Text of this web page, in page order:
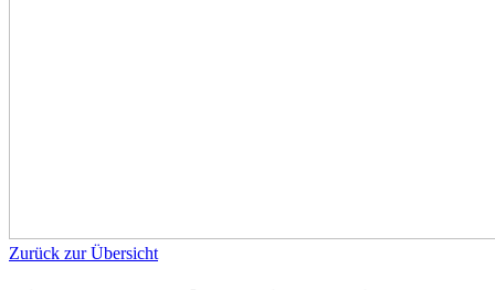
Zurück zur Übersicht